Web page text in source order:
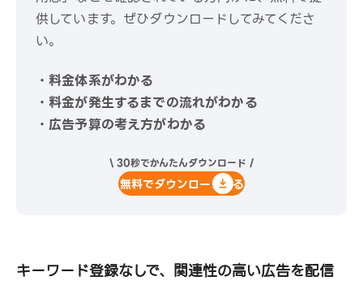
供しています。ぜひダウンロードしてみてくださ
い。
・料金体系がわかる
・料金が発生するまでの流れがわかる
・広告予算の考え方がわかる
\ 30秒でかんたんダウンロード /
無料でダウンロードする
キーワード登録なしで、関連性の高い広告を配信